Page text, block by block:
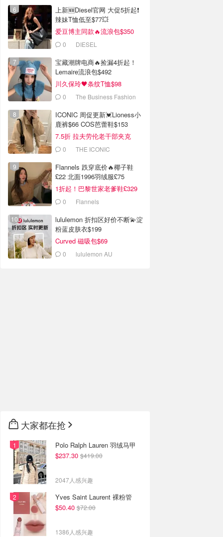
上新🆕Diesel官网 大促5折起❗️
辣妹T恤低至$77💥
爱豆博主同款🔥流浪包$350
0 DIESEL
宝藏潮牌电商🔥捡漏4折起！
Lemaire流浪包$492
川久保玲🖤条纹T恤$98
0 The Business Fashion
ICONIC 周促更新💓Lioness小
鹿裤$66 COS芭蕾鞋$153
7.5折 拉夫劳伦老干部夹克
$4190 THE ICONIC
Flannels 跌穿底价🔥椰子鞋
£22 北面1996羽绒服£75
1折起！巴黎世家老爹鞋£329
抢！0 Flannels
lululemon 折扣区好价不断💫淀
粉蓝皮肤衣$199
Curved 磁吸包$69
0 lululemon AU
大家都在抢
Polo Ralph Lauren 羽绒马甲
$237.30 $419.00
2047人感兴趣
Yves Saint Laurent 裸粉管
$50.40 $72.00
1386人感兴趣